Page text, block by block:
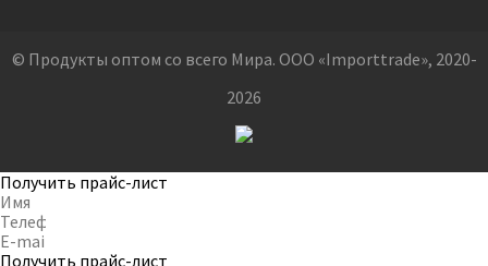
© Продукты оптом со всего Мира. ООО «Importtrade», 2020-
2026
Получить прайс-лист
Получить прайс-лист